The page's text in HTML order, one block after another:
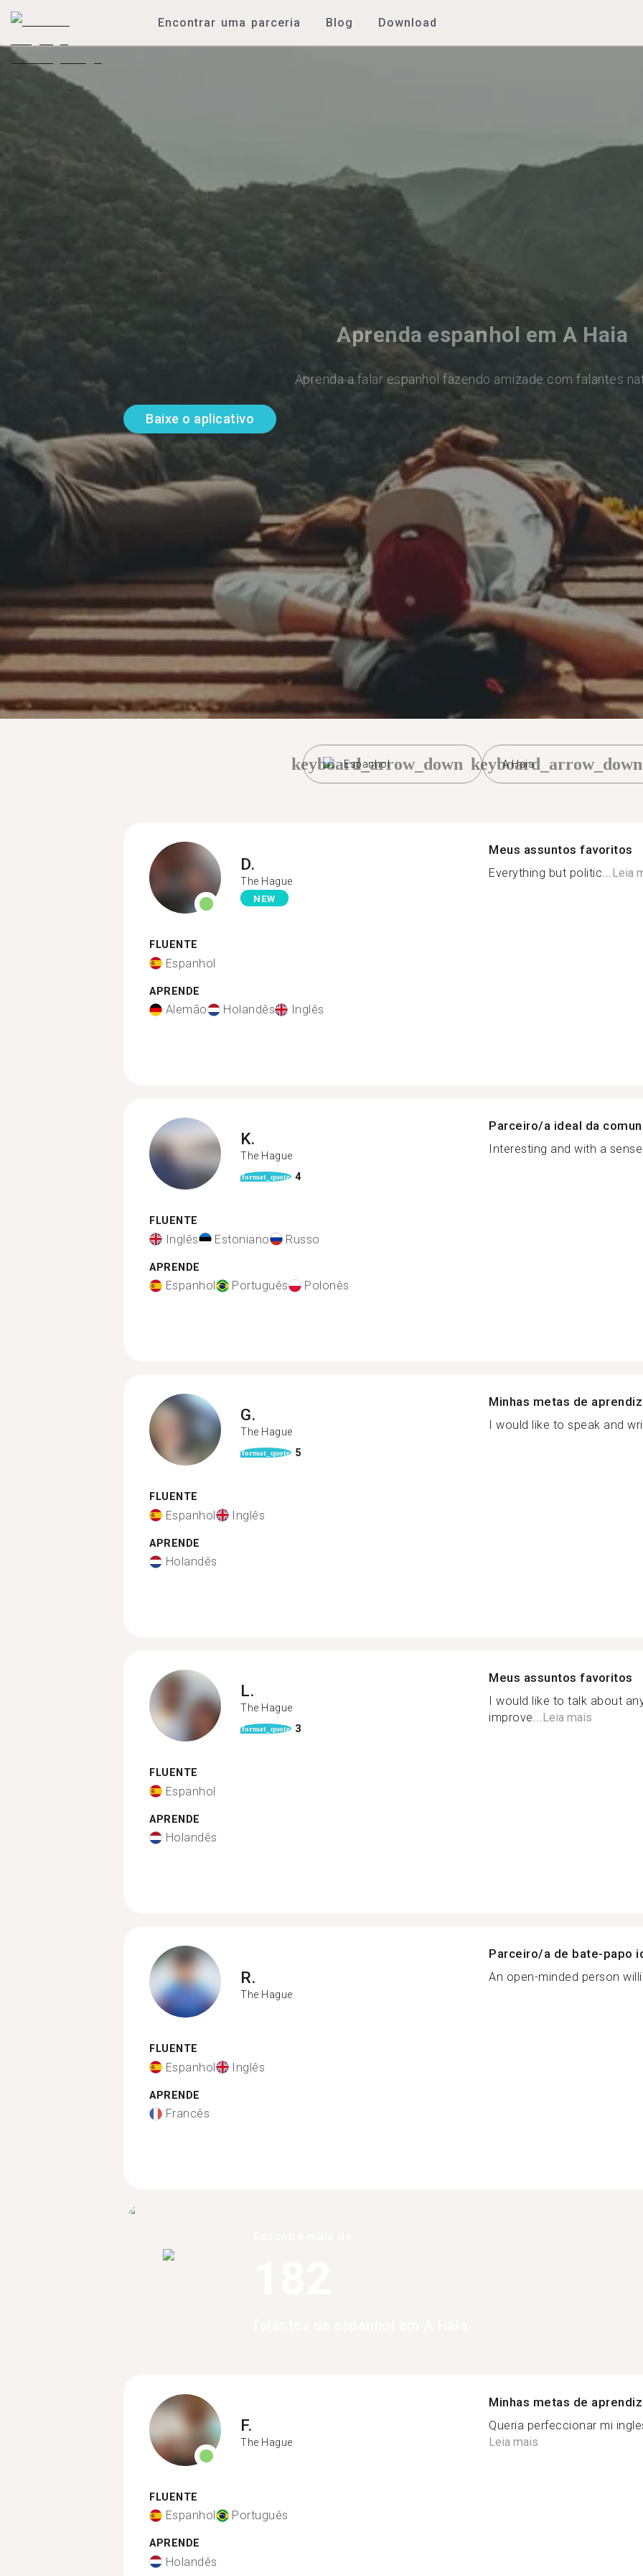
Encontrar uma parceria Blog Download
Aprenda espanhol em A Haia
Aprenda a falar espanhol fazendo amizade com falantes
Baixe o aplicativo
Espanhol
keyboard_arrow_down A Haia
keyboard_arrow_down
D.
The Hague
NEW
FLUENTE
Espanhol
APRENDE
Alemão Holandês Inglês
Meus assuntos favoritos
Everything but politic...Leia
K.
The Hague
format_quote 4
FLUENTE
Inglês Estoniano Russo
APRENDE
Espanhol Português Polonês
Parceiro/a ideal da
Interesting and with a
G.
The Hague
format_quote 5
FLUENTE
Espanhol Inglês
APRENDE
Holandês
Minhas metas de
I would like to speak and
L.
The Hague
format_quote 3
FLUENTE
Espanhol
APRENDE
Holandês
Meus assuntos favoritos
I would like to talk about
improve...Leia mais
R.
The Hague
FLUENTE
Espanhol Inglês
APRENDE
Francês
Parceiro/a de bate-papo
An open-minded person
F.
The Hague
FLUENTE
Espanhol Português
APRENDE
Holandês
Minhas metas de
Queria perfeccionar mi
Leia mais